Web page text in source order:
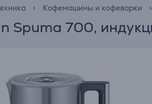
Кофемашины и кофеварки
Spuma 700,